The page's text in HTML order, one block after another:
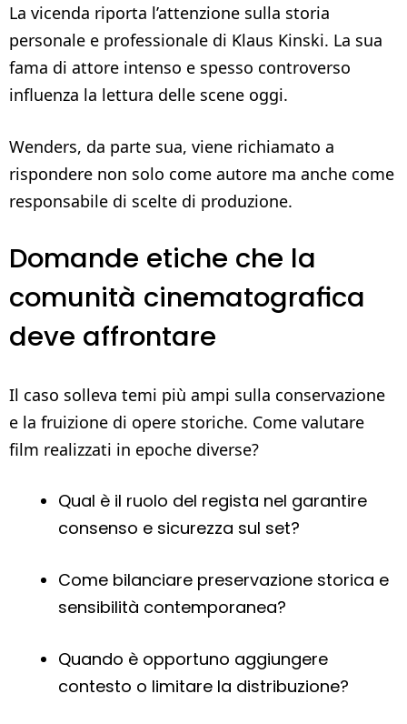
La vicenda riporta l’attenzione sulla storia
personale e professionale di Klaus Kinski. La sua
fama di attore intenso e spesso controverso
influenza la lettura delle scene oggi.
Wenders, da parte sua, viene richiamato a
rispondere non solo come autore ma anche come
responsabile di scelte di produzione.
Domande etiche che la
comunità cinematografica
deve affrontare
Il caso solleva temi più ampi sulla conservazione
e la fruizione di opere storiche. Come valutare
film realizzati in epoche diverse?
Qual è il ruolo del regista nel garantire
consenso e sicurezza sul set?
Come bilanciare preservazione storica e
sensibilità contemporanea?
Quando è opportuno aggiungere
contesto o limitare la distribuzione?